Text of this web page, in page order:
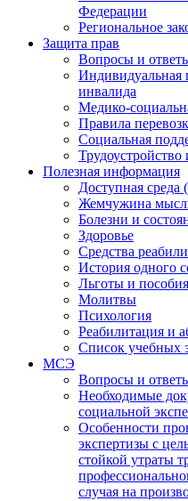
Федерации
Региональное
Защита прав
Вопросы и
Индивидуальная
инвалида
Медико-
Правила
Социальная
Трудоустройство
Полезная информация
Доступная среда
Жемчужина
Болезни и
Здоровье
Средства
История одного
Льготы и пособия
Молитвы
Психология
Реабилитация и
Список учебных
МСЭ
Вопросы и
Необходимые
социальной
Особенности
экспертизы с
стойкой утраты
случая на